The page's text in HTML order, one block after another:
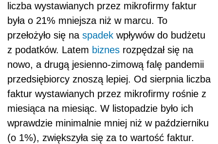
liczba wystawianych przez mikrofirmy faktur
była o 21% mniejsza niż w marcu. To
przełożyło się na spadek wpływów do budżetu
z podatków. Latem biznes rozpędzał się na
nowo, a drugą jesienno-zimową falę pandemii
przedsiębiorcy znoszą lepiej. Od sierpnia liczba
faktur wystawianych przez mikrofirmy rośnie z
miesiąca na miesiąc. W listopadzie było ich
wprawdzie minimalnie mniej niż w październiku
(o 1%), zwiększyła się za to wartość faktur.